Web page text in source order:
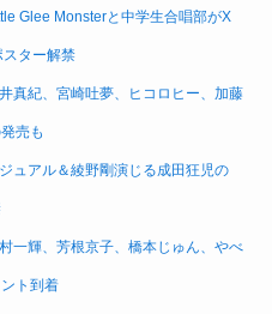
Glee Monsterと中学生合唱部がX
ター解禁
真紀、宮崎吐夢、ヒコロヒー、加藤
売も
ュアル＆綾野剛演じる成田狂児の
一輝、芳根京子、橋本じゅん、やべ
ト到着